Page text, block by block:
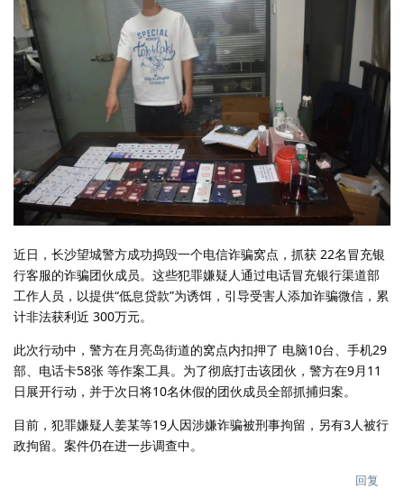
近日，长沙望城警方成功捣毁一个电信诈骗窝点，抓获 22名冒充银
行客服的诈骗团伙成员。这些犯罪嫌疑人通过电话冒充银行渠道部
工作人员，以提供“低息贷款”为诱饵，引导受害人添加诈骗微信，累
计非法获利近 300万元。
此次行动中，警方在月亮岛街道的窝点内扣押了 电脑10台、手机29
部、电话卡58张 等作案工具。为了彻底打击该团伙，警方在9月11
日展开行动，并于次日将10名休假的团伙成员全部抓捕归案。
目前，犯罪嫌疑人姜某等19人因涉嫌诈骗被刑事拘留，另有3人被行
政拘留。案件仍在进一步调查中。
回复